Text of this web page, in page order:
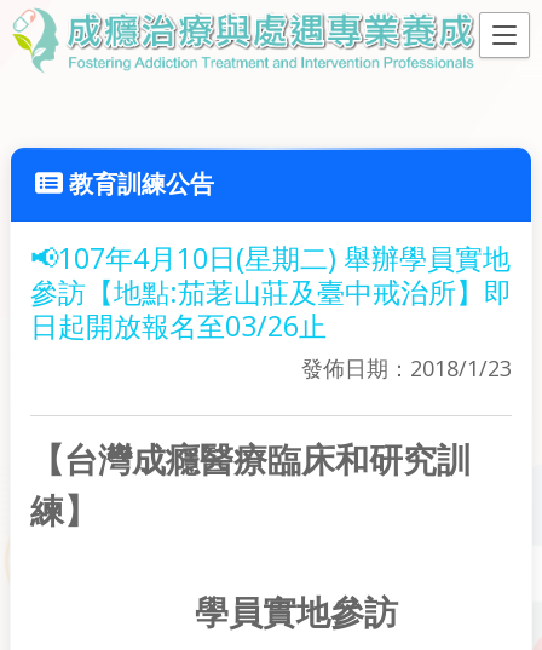
教育訓練公告
📢107年4月10日(星期二) 舉辦學員實地
參訪【地點:茄荖山莊及臺中戒治所】即
日起開放報名至03/26止
發佈日期：2018/1/23
【台灣成癮醫療臨床和研究訓
練】
學員實地參訪